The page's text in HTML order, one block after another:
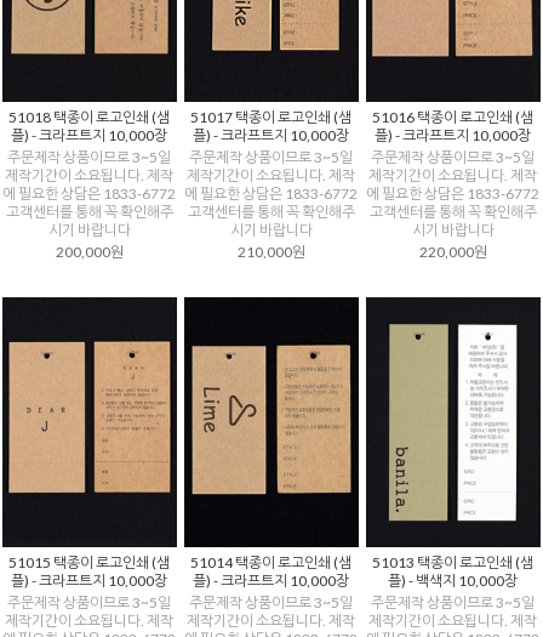
51018 택종이 로고인쇄 (샘
플) - 크라프트지 10,000장
주문제작 상품이므로 3~5일
제작기간이 소요됩니다. 제작
에 필요한 상담은 1833-6772
고객센터를 통해 꼭 확인해주
시기 바랍니다
200,000원
51017 택종이 로고인쇄 (샘
플) - 크라프트지 10,000장
주문제작 상품이므로 3~5일
제작기간이 소요됩니다. 제작
에 필요한 상담은 1833-6772
고객센터를 통해 꼭 확인해주
시기 바랍니다
210,000원
51016 택종이 로고인쇄 (샘
플) - 크라프트지 10,000장
주문제작 상품이므로 3~5일
제작기간이 소요됩니다. 제작
에 필요한 상담은 1833-6772
고객센터를 통해 꼭 확인해주
시기 바랍니다
220,000원
51015 택종이 로고인쇄 (샘
플) - 크라프트지 10,000장
주문제작 상품이므로 3~5일
제작기간이 소요됩니다. 제작
51014 택종이 로고인쇄 (샘
플) - 크라프트지 10,000장
주문제작 상품이므로 3~5일
제작기간이 소요됩니다. 제작
51013 택종이 로고인쇄 (샘
플) - 백색지 10,000장
주문제작 상품이므로 3~5일
제작기간이 소요됩니다. 제작